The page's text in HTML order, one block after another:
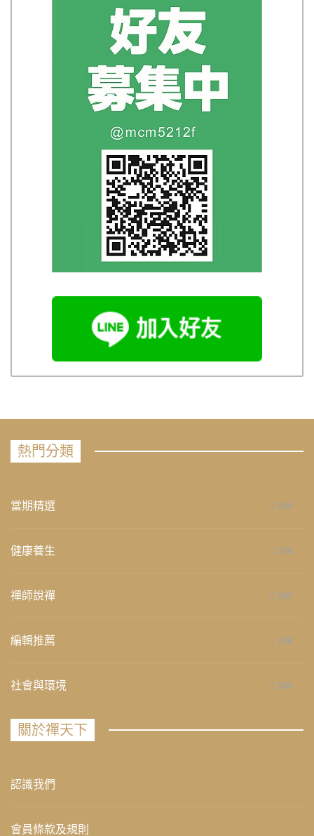
熱門分類
當期精選 658
健康養生 276
禪師說禪 267
編輯推薦 236
社會與環境 235
關於禪天下
認識我們
會員條款及規則